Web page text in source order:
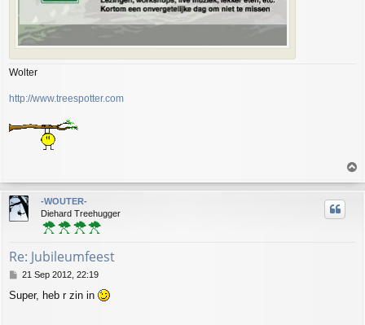
Wolter
http://www.treespotter.com
o
p
-WOUTER-
Diehard Treehugger
Re: Jubileumfeest
P
s
21 Sep 2012, 22:19
Super, heb r zin in